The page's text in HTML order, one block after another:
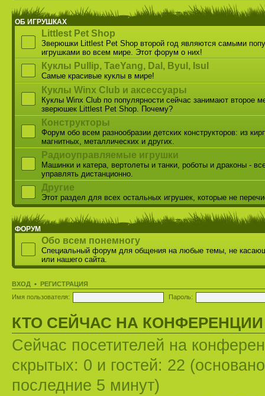
ОБ ИГРУШКАХ
Littlest Pet Shop
Зверюшки Littlest Pet Shop второй год являются самыми
игрушками во всем мире. Этот форум о них!
Куклы Pullip, TaeYang, Dal, Byul, Isul
Самые красивые куклы в мире!
Куклы Winx Club и аксессуары
Куклы Winx Club по популярности сейчас занимают второе
зверюшек Littlest Pet Shop. Почему?
Конструкторы
Форум обо всем разнообразии детских конструкторов: из
магнитных, металлических и других.
Радиоуправляемые игрушки
Машинки и катера, вертолеты и танки, роботы и драконы -
управлять дистанционно.
Другие
Этот раздел для всех остальных игрушек, которые не
ФОРУМ
Обо всем понемногу
Специальный форум для общения на любые темы, не
или нашего сайта.
ВХОД • РЕГИСТРАЦИЯ
Имя пользователя:
Пароль:
КТО СЕЙЧАС НА КОНФЕРЕНЦИИ
Сейчас посетителей на
скрытых: 0 и гостей: 22
последние 5 минут)